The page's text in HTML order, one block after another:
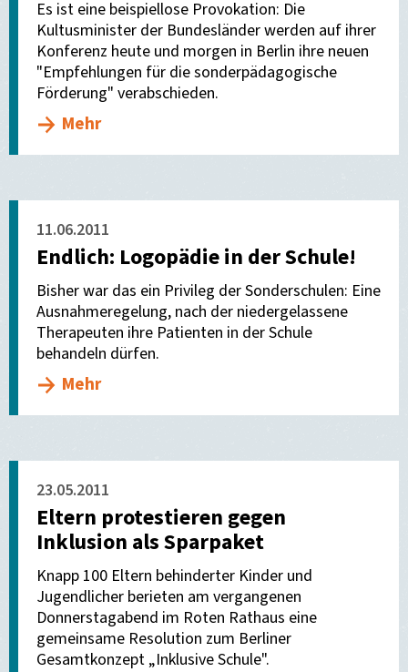
Es ist eine beispiellose Provokation: Die
Kultusminister der Bundesländer werden auf ihrer
Konferenz heute und morgen in Berlin ihre neuen
"Empfehlungen für die sonderpädagogische
Förderung" verabschieden.
Mehr
11.06.2011
Endlich: Logopädie in der Schule!
Bisher war das ein Privileg der Sonderschulen: Eine
Ausnahmeregelung, nach der niedergelassene
Therapeuten ihre Patienten in der Schule
behandeln dürfen.
Mehr
23.05.2011
Eltern protestieren gegen
Inklusion als Sparpaket
Knapp 100 Eltern behinderter Kinder und
Jugendlicher berieten am vergangenen
Donnerstagabend im Roten Rathaus eine
gemeinsame Resolution zum Berliner
Gesamtkonzept „Inklusive Schule".